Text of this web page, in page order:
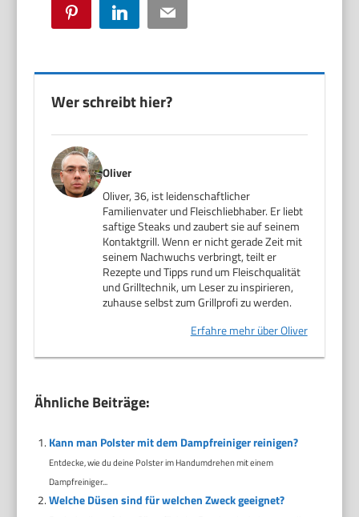
Pinterest LinkedIn Email
Wer schreibt hier?
Oliver
Oliver, 36, ist leidenschaftlicher
Familienvater und Fleischliebhaber. Er liebt
saftige Steaks und zaubert sie auf seinem
Kontaktgrill. Wenn er nicht gerade Zeit mit
seinem Nachwuchs verbringt, teilt er
Rezepte und Tipps rund um Fleischqualität
und Grilltechnik, um Leser zu inspirieren,
zuhause selbst zum Grillprofi zu werden.
Erfahre mehr über Oliver
Ähnliche Beiträge:
Kann man Polster mit dem Dampfreiniger reinigen?
Entdecke, wie du deine Polster im Handumdrehen mit einem
Dampfreiniger...
Welche Düsen sind für welchen Zweck geeignet?